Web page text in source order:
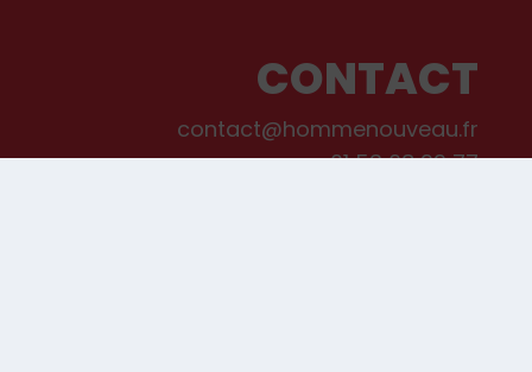
CONTACT
contact@hommenouveau.fr
01 53 68 99 77